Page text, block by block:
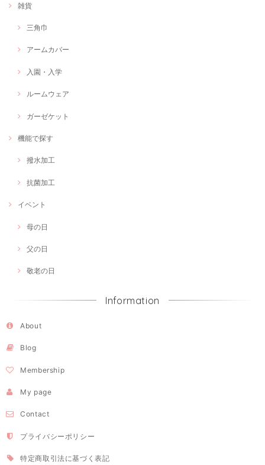
雑貨
三角巾
アームカバー
入園・入学
ルームウェア
ガーゼケット
機能で探す
撥水加工
抗菌加工
イベント
母の日
父の日
敬老の日
Information
About
Blog
Membership
My page
Contact
プライバシーポリシー
特定商取引法に基づく表記